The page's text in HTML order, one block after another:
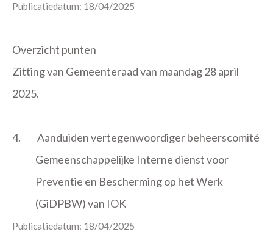
Publicatiedatum: 18/04/2025
Overzicht punten
Zitting van Gemeenteraad van maandag 28 april
2025.
4.
Aanduiden vertegenwoordiger beheerscomité
Gemeenschappelijke Interne dienst voor
Preventie en Bescherming op het Werk
(GiDPBW) van IOK
Publicatiedatum: 18/04/2025